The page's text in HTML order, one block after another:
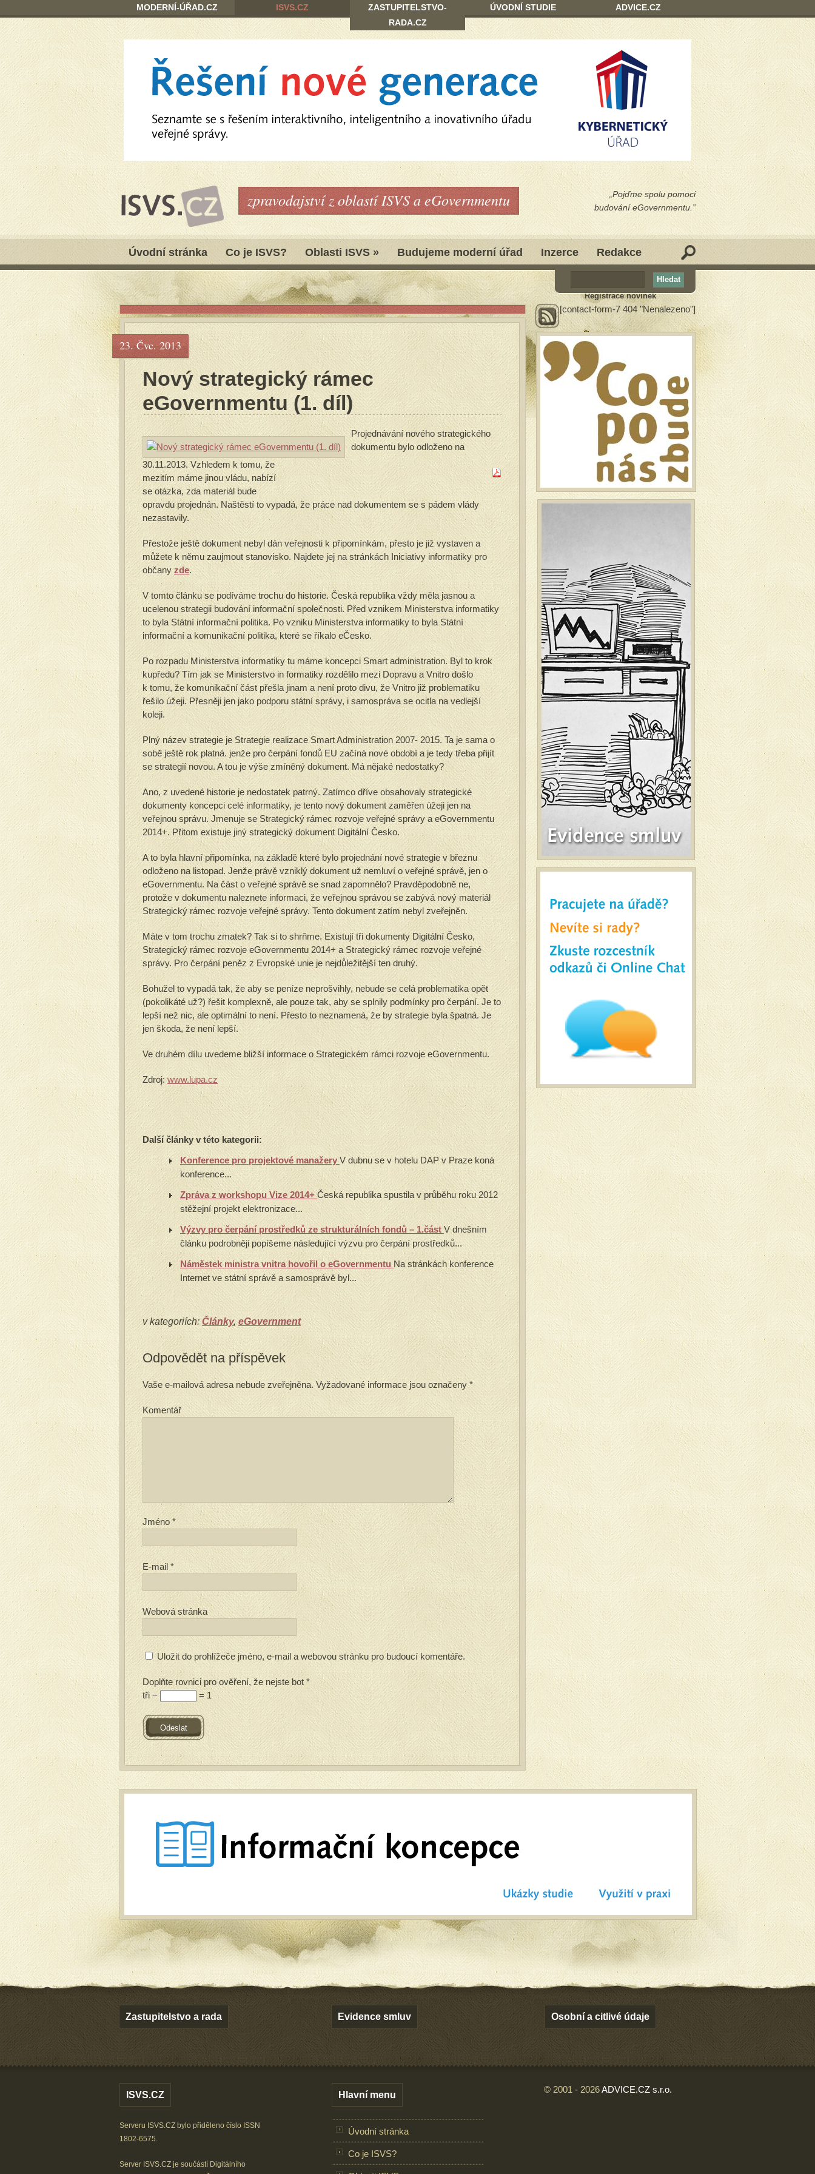
„Pojďme spolu pomoci
budování eGovernmentu.”
zpravodajství z oblastí ISVS a eGovernmentu
Úvodní stránka Co je ISVS? Oblasti ISVS » Budujeme moderní úřad Inzerce Redakce
23. Čvc. 2013
Nový strategický rámec
eGovernmentu (1. díl)
Projednávání nového strategického
dokumentu bylo odloženo na
30.11.2013. Vzhledem k tomu, že
mezitím máme jinou vládu, nabízí
se otázka, zda materiál bude
opravdu projednán. Naštěstí to vypadá, že práce nad dokumentem se s pádem vlády
nezastavily.
Přestože ještě dokument nebyl dán veřejnosti k připomínkám, přesto je již vystaven a
můžete k němu zaujmout stanovisko. Najdete jej na stránkách Iniciativy informatiky pro
občanyzde.
V tomto článku se podíváme trochu do historie. Česká republika vždy měla jasnou a
ucelenou strategii budování informační společnosti. Před vznikem Ministerstva informatiky
to byla Státní informační politika. Po vzniku Ministerstva informatiky to byla Státní
informační a komunikační politika, které se říkalo eČesko.
Po rozpadu Ministerstva informatiky tu máme koncepci Smart administration. Byl to krok
kupředu? Tím jak se Ministerstvo in formatiky rozdělilo mezi Dopravu a Vnitro došlo
k tomu, že komunikační část přešla jinam a není proto divu, že Vnitro již problematiku
řešilo úžeji. Přesněji jen jako podporu státní správy, i samospráva se ocitla na vedlejší
koleji.
Plný název strategie je Strategie realizace Smart Administration 2007- 2015. Ta je sama o
sobě ještě rok platná. jenže pro čerpání fondů EU začíná nové období a je tedy třeba přijít
se strategií novou. A tou je výše zmíněný dokument. Má nějaké nedostatky?
Ano, z uvedené historie je nedostatek patrný. Zatímco dříve obsahovaly strategické
dokumenty koncepci celé informatiky, je tento nový dokument zaměřen úžeji jen na
veřejnou správu. Jmenuje se Strategický rámec rozvoje veřejné správy a eGovernmentu
2014+. Přitom existuje jiný strategický dokument Digitální Česko.
A to byla hlavní připomínka, na základě které bylo projednání nové strategie v březnu
odloženo na listopad. Jenže právě vzniklý dokument už nemluví o veřejné správě, jen o
eGovernmentu. Na část o veřejné správě se snad zapomnělo? Pravděpodobně ne,
protože v dokumentu naleznete informaci, že veřejnou správou se zabývá nový materiál
Strategický rámec rozvoje veřejné správy. Tento dokument zatím nebyl zveřejněn.
Máte v tom trochu zmatek? Tak si to shrňme. Existují tři dokumenty Digitální Česko,
Strategický rámec rozvoje eGovernmentu 2014+ a Strategický rámec rozvoje veřejné
správy. Pro čerpání peněz z Evropské unie je nejdůležitější ten druhý.
Bohužel to vypadá tak, že aby se peníze neprošvihly, nebude se celá problematika opět
(pokolikáté už?) řešit komplexně, ale pouze tak, aby se splnily podmínky pro čerpání. Je to
lepší než nic, ale optimální to není. Přesto to neznamená, že by strategie byla špatná. Je
jen škoda, že není lepší.
Ve druhém dílu uvedeme bližší informace o Strategickém rámci rozvoje eGovernmentu.
Zdroj:www.lupa.cz
Další články v této kategorii:
Konference pro projektové manažeryV dubnu se v hotelu DAP v Praze koná
konference...
Zpráva z workshopu Vize 2014+Česká republika spustila v průběhu roku 2012
stěžejní projekt elektronizace...
Výzvy pro čerpání prostředků ze strukturálních fondů – 1.část V dnešním
článku podrobněji popíšeme následující výzvu pro čerpání prostředků...
Náměstek ministra vnitra hovořil o eGovernmentu Na stránkách konference
Internet ve státní správě a samosprávě byl...
v kategoriích: Články, eGovernment
Odpovědět na příspěvek
Vaše e-mailová adresa nebude zveřejněna.Vyžadované informace jsou označeny*
Komentář
Jméno*
E-mail *
Webová stránka
Uložit do prohlížeče jméno, e-mail a webovou stránku pro budoucí komentáře.
Doplňte rovnici pro ověření, že nejste bot *
tři −
= 1
Registrace novinek
[contact-form-7 404 "Nenalezeno"]
Zastupitelstvo a rada Evidence smluv Osobní a citlivé údaje
ISVS.CZ
Serveru ISVS.CZ bylo přiděleno číslo ISSN
1802-6575.
Server ISVS.CZ je součástí Digitálního
Hlavní menu
Úvodní stránka
Co je ISVS?
© 2001 - 2026ADVICE.CZ s.r.o.
MODERNÍ-ÚŘAD.CZ ISVS.CZ
ZASTUPITELSTVO-
RADA.CZ
ÚVODNÍ STUDIE ADVICE.CZ